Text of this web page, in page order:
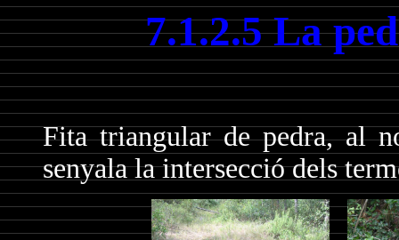
7.1.2.5 La
Fita triangular de pedra, al
senyala la intersecció dels